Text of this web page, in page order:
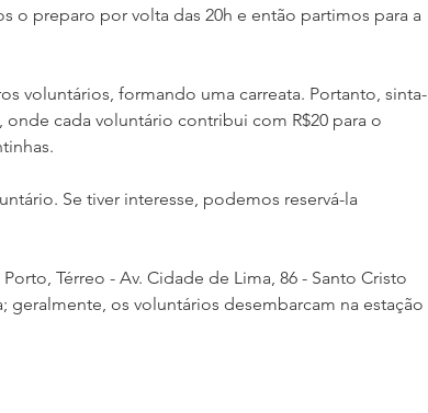
o preparo por volta das 20h e então partimos para a
voluntários, formando uma carreata. Portanto, sinta-
cada voluntário contribui com R$20 para o
Se tiver interesse, podemos reservá-la
Térreo - Av. Cidade de Lima, 86 - Santo Cristo
geralmente, os voluntários desembarcam na estação